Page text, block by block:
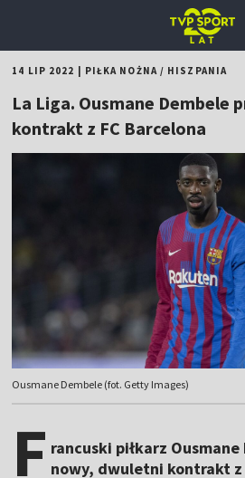
14 LIP 2022 PIŁKA NOŻNA/ HISZPANIA
La Liga. Ousmane Dembele
kontrakt z FC Barcelona
Ousmane Dembele (fot. Getty Images)
F rancuski piłkarz
nowy, dwuletni kontrakt z